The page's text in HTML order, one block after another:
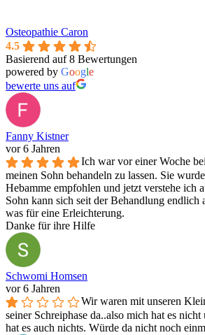
Osteopathie Caron
4.5
Basierend auf 8 Bewertungen
powered by Google
bewerte uns auf
Fanny Kistner
vor 6 Jahren
Ich war vor einer Woche
meinen Sohn behandeln zu lassen. Sie
Hebamme empfohlen und jetzt verstehe ich
Sohn kann sich seit der Behandlung endlich
was für eine Erleichterung.
Danke für ihre Hilfe
Schwomi Homsen
vor 6 Jahren
Wir waren mit unseren
seiner Schreiphase da..also mich hat es
hat es auch nichts. Würde da nicht noch